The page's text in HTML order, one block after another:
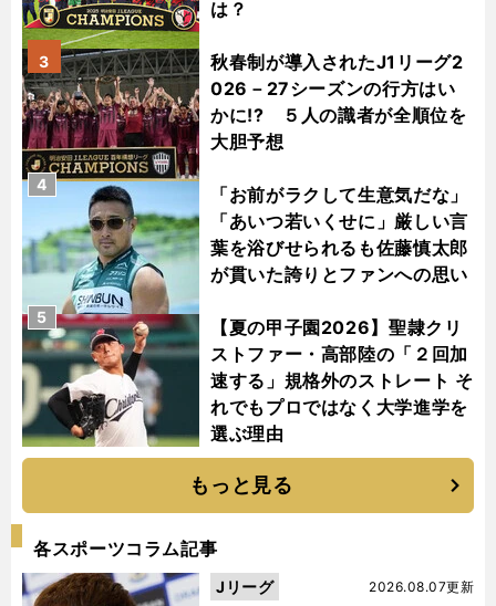
は？
秋春制が導入されたJ1リーグ2
026－27シーズンの行方はい
かに!? ５人の識者が全順位を
大胆予想
3
「お前がラクして生意気だな」
「あいつ若いくせに」厳しい言
葉を浴びせられるも佐藤慎太郎
が貫いた誇りとファンへの思い
4
【夏の甲子園2026】聖隷クリ
ストファー・高部陸の「２回加
速する」規格外のストレート そ
れでもプロではなく大学進学を
選ぶ理由
5
もっと見る
各スポーツコラム記事
2026.08.07更新
Jリーグ